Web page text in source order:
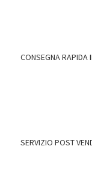
CONSEGNA RAPIDA
SERVIZIO POST